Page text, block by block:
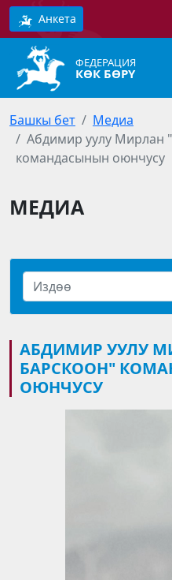
Анкета
ФЕДЕРАЦИЯ
КӨК БӨРҮ
Башкы бет
Медиа
Абдимир уулу Мирлан
командасынын оюнчусу
МЕДИА
АБДИМИР УУЛУ
БАРСКООН"
ОЮНЧУСУ